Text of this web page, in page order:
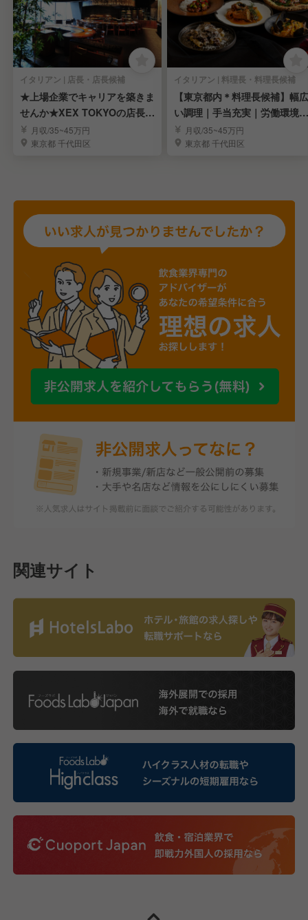
イタリアン | 店長・店長候補
★上場企業でキャリアを築きま
せんか★XEX TOKYOの店長候
補を募集！
月収/35~45万円
東京都 千代田区
イタリアン | 料理長・料理長候補
【東京都内＊料理長候補】幅広
い調理｜手当充実｜労働環境安
定｜豊富なキャリア
月収/35~45万円
東京都 千代田区
関連サイト